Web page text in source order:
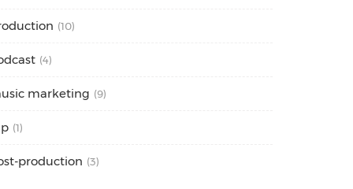
(10)
(4)
marketing (9)
(1)
production (3)